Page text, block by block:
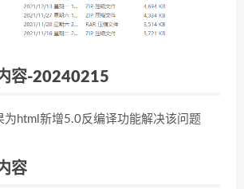
容-20240215
为html新增5.0反编译功能解决该问题
容